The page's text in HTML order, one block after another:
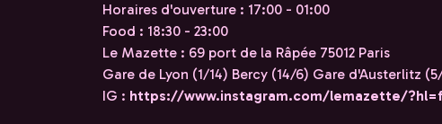
Horaires d'ouverture : 17:00 - 01:00
Food : 18:30 - 23:00
Le Mazette : 69 port de la Râpée 75012 Paris
Gare de Lyon (1/14) Bercy (14/6) Gare d'Austerlitz
IG : https://www.instagram.com/lemazette/